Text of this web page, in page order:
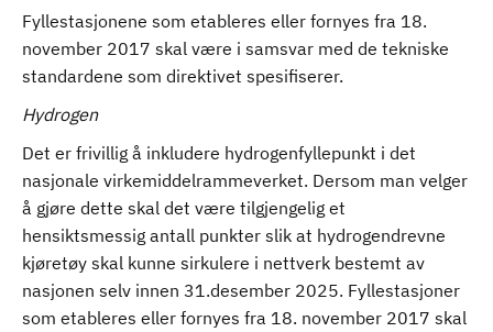
Fyllestasjonene som etableres eller fornyes fra 18.
november 2017 skal være i samsvar med de tekniske
standardene som direktivet spesifiserer.
Hydrogen
Det er frivillig å inkludere hydrogenfyllepunkt i det
nasjonale virkemiddelrammeverket. Dersom man velger
å gjøre dette skal det være tilgjengelig et
hensiktsmessig antall punkter slik at hydrogendrevne
kjøretøy skal kunne sirkulere i nettverk bestemt av
nasjonen selv innen 31.desember 2025. Fyllestasjoner
som etableres eller fornyes fra 18. november 2017 skal